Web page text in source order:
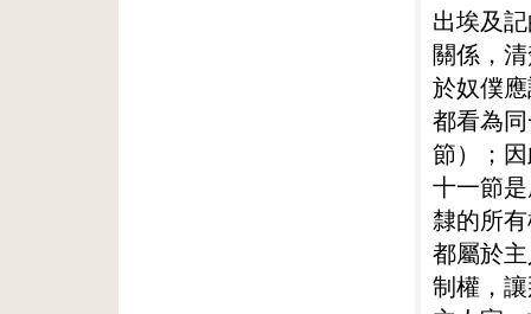
出埃及
關係，
於奴僕
都看為
節）；
十一節
隸的所
都屬於
制權，